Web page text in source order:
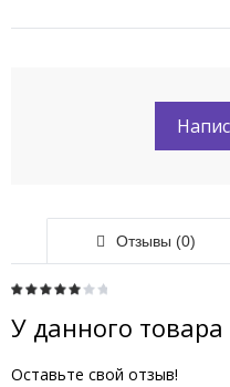
Отзывы (0)
У данного
Оставьте свой отзыв!